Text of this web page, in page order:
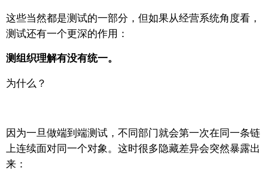
这些当然都是测试的一部分，但如果从经营系统角度看，
测试还有一个更深的作用：
测组织理解有没有统一。
为什么？
因为一旦做端到端测试， 不同部门就会第一次在同一条链
上连续面对同一个对象。这时很多隐藏差异会突然暴露出
来：